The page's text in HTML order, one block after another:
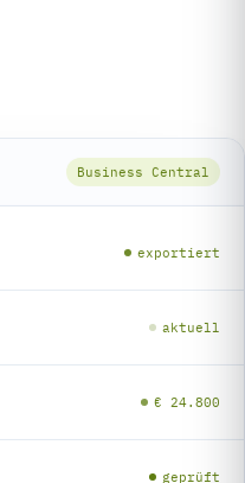
Business Central
exportiert
aktuell
€ 24.800
geprüft